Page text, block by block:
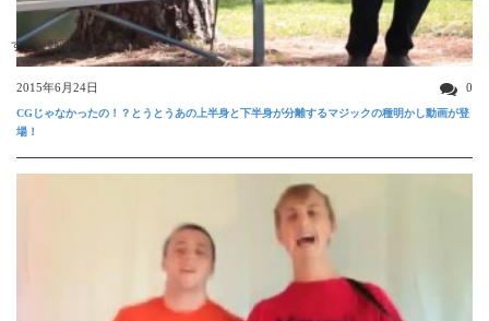
すごい動画
2015年6月24日 0
CGじゃなかったの！？とうとうあの上半身と下半身が分離するマジックの種明かし動画が登
場！